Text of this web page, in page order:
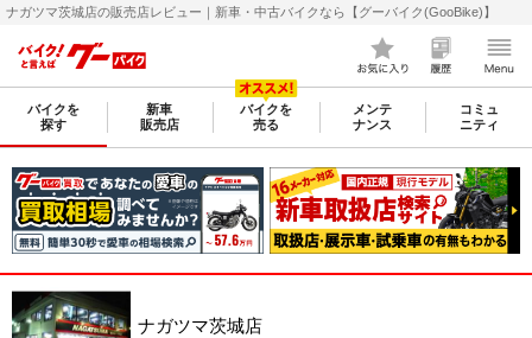
ナガツマ茨城店の販売店レビュー｜新車・中古バイクなら【グーバイク(GooBike)】
バイクを
探す
新車
販売店
バイクを
売る
メンテ
ナンス
コミュ
ニティ
ナガツマ茨城店